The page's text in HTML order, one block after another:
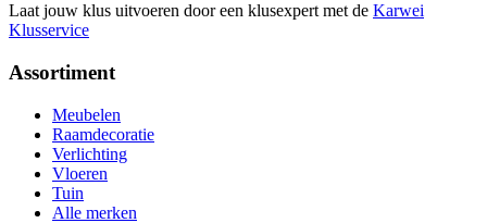
Laat jouw klus uitvoeren door een klusexpert met de Karwei
Klusservice
Assortiment
Meubelen
Raamdecoratie
Verlichting
Vloeren
Tuin
Alle merken